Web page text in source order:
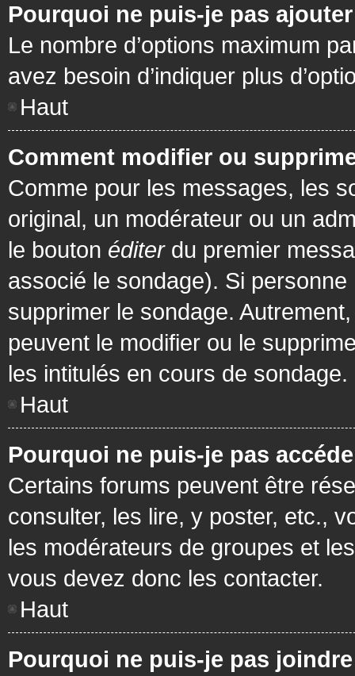
Pourquoi ne puis-je pas
Le nombre d’options maximum
avez besoin d’indiquer plus
Haut
Comment modifier ou
Comme pour les messages, les
original, un modérateur ou un
le bouton éditerdu premier
associé le sondage). Si personne
supprimer le sondage.
peuvent le modifier ou le
les intitulés en cours de sondage.
Haut
Pourquoi ne puis-je pas
Certains forums peuvent être
consulter, les lire, y poster, etc.,
les modérateurs de groupes et
vous devez donc les contacter.
Haut
Pourquoi ne puis-je pas